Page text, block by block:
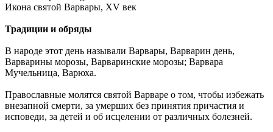
Икона святой Варвары, XV век
Традиции и обряды
В народе этот день называли Варвары, Варварин день,
Варварины морозы, Варваринские морозы; Варвара
Мучельница, Варюха.
Православные молятся святой Варваре о том, чтобы избежать
внезапной смерти, за умерших без принятия причастия и
исповеди, за детей и об исцелении от различных болезней.